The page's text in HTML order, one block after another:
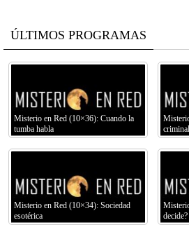
ÚLTIMOS PROGRAMAS
Misterio en Red (10×36): Cuando la
tumba habla
criminal
Misterio en Red (10×34): Sociedad
esotérica
decide?